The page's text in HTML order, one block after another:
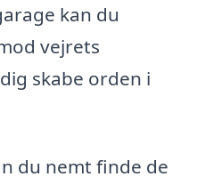
kan du
vejrets
skabe orden i
du nemt finde de